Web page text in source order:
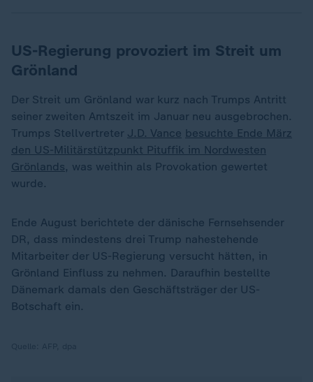
US-Regierung provoziert im Streit um
Grönland
Der Streit um Grönland war kurz nach Trumps Antritt
seiner zweiten Amtszeit im Januar neu ausgebrochen.
Trumps Stellvertreter J.D. Vance besuchte Ende März
den US-Militärstützpunkt Pituffik im Nordwesten
Grönlands, was weithin als Provokation gewertet
wurde.
Ende August berichtete der dänische Fernsehsender
DR, dass mindestens drei Trump nahestehende
Mitarbeiter der US-Regierung versucht hätten, in
Grönland Einfluss zu nehmen. Daraufhin bestellte
Dänemark damals den Geschäftsträger der US-
Botschaft ein.